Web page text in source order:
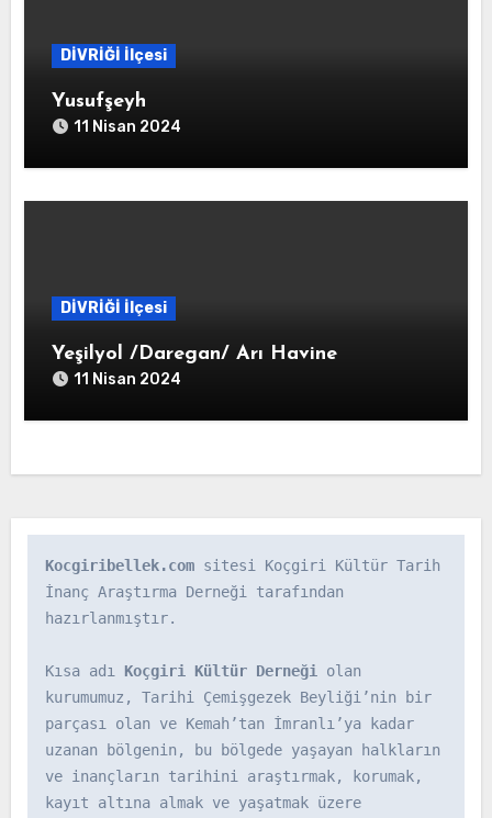
DİVRİĞİ İlçesi
Yusufşeyh
11 Nisan 2024
DİVRİĞİ İlçesi
Yeşilyol /Daregan/ Arı Havine
11 Nisan 2024
Kocgiribellek.com sitesi Koçgiri Kültür Tarih
İnanç Araştırma Derneği tarafından
hazırlanmıştır.
Kısa adı Koçgiri Kültür Derneği olan
kurumumuz, Tarihi Çemişgezek Beyliği’nin bir
parçası olan ve Kemah’tan İmranlı’ya kadar
uzanan bölgenin, bu bölgede yaşayan halkların
ve inançların tarihini araştırmak, korumak,
kayıt altına almak ve yaşatmak üzere